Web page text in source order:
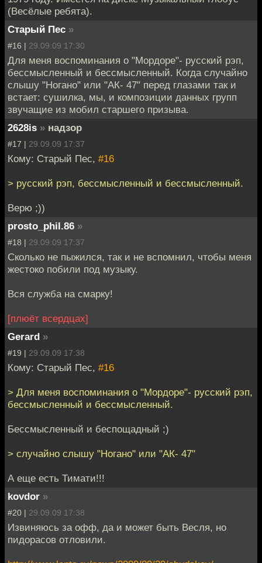
(Весёлые ребята).
Старый Пес »
#16 | 29.09.09 17:30
Для меня воспоминания о "Мордоре"- русский рэп,
бессмысленный и бессмысленный. Когда случайно
слышу "Ногано" или "АК- 47" перед глазами так и
встает: сушилка, мы, и композиции данных групп
звучащие из мобил старшего призыва.
2628is » надзор
#17 | 29.09.09 17:37
Кому: Старый Пес, #16
> русский рэп, бессмысленный и бессмысленный.
Верю ;))
prosto_phil.86 »
#18 | 29.09.09 17:37
Сколько не пыжился, так и не вспомнил, чтобы меня
жестоко побили под музыку.
Вся служба на смарку!
[плюёт всердцах]
Gerard »
#19 | 29.09.09 17:38
Кому: Старый Пес, #16
> Для меня воспоминания о "Мордоре"- русский рэп,
бессмысленный и бессмысленный.
Бессмысленный и беспощадный ;)
> случайно слышу "Ногано" или "АК- 47"
А еще есть Тимати!!!
kovdor »
#20 | 29.09.09 17:38
Извиняюсь за офф, да и может быть Весля, но
пидорасов отловили.